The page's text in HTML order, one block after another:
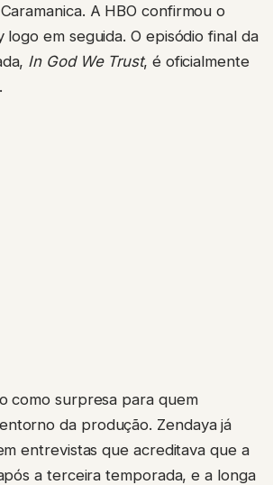
A HBO confirmou o
logo em seguida. O episódio final da
In God We Trust, é oficialmente
como surpresa para quem
da produção. Zendaya já
entrevistas que acreditava que a
a terceira temporada, e a longa